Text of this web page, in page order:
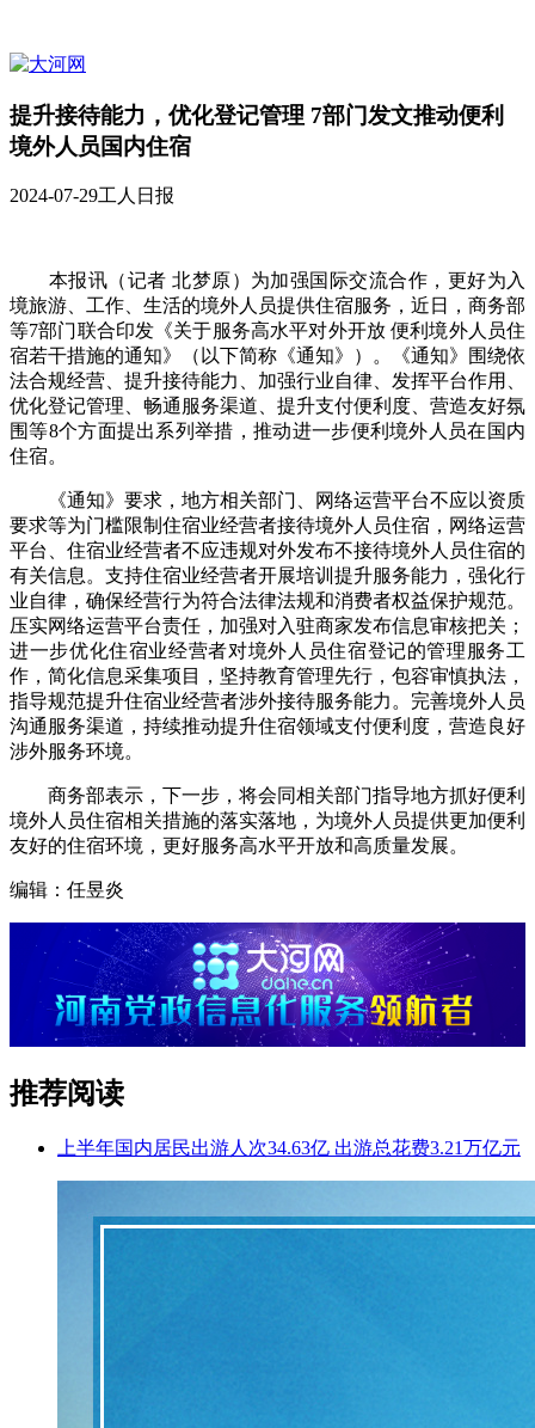
提升接待能力，优化登记管理 7部门发文推动便利
境外人员国内住宿
2024-07-29工人日报
本报讯（记者 北梦原）为加强国际交流合作，更好为入
境旅游、工作、生活的境外人员提供住宿服务，近日，商务部
等7部门联合印发《关于服务高水平对外开放 便利境外人员住
宿若干措施的通知》（以下简称《通知》）。《通知》围绕依
法合规经营、提升接待能力、加强行业自律、发挥平台作用、
优化登记管理、畅通服务渠道、提升支付便利度、营造友好氛
围等8个方面提出系列举措，推动进一步便利境外人员在国内
住宿。
《通知》要求，地方相关部门、网络运营平台不应以资质
要求等为门槛限制住宿业经营者接待境外人员住宿，网络运营
平台、住宿业经营者不应违规对外发布不接待境外人员住宿的
有关信息。支持住宿业经营者开展培训提升服务能力，强化行
业自律，确保经营行为符合法律法规和消费者权益保护规范。
压实网络运营平台责任，加强对入驻商家发布信息审核把关；
进一步优化住宿业经营者对境外人员住宿登记的管理服务工
作，简化信息采集项目，坚持教育管理先行，包容审慎执法，
指导规范提升住宿业经营者涉外接待服务能力。完善境外人员
沟通服务渠道，持续推动提升住宿领域支付便利度，营造良好
涉外服务环境。
商务部表示，下一步，将会同相关部门指导地方抓好便利
境外人员住宿相关措施的落实落地，为境外人员提供更加便利
友好的住宿环境，更好服务高水平开放和高质量发展。
编辑：任昱炎
推荐阅读
上半年国内居民出游人次34.63亿 出游总花费3.21万亿元